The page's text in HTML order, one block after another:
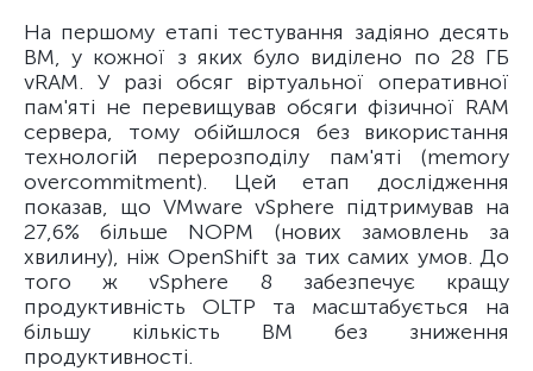
На першому етапі тестування задіяно десять
ВМ, у кожної з яких було виділено по 28 ГБ
vRAM. У разі обсяг віртуальної оперативної
пам'яті не перевищував обсяги фізичної RAM
сервера, тому обійшлося без використання
технологій перерозподілу пам'яті (memory
overcommitment). Цей етап дослідження
показав, що VMware vSphere підтримував на
27,6% більше NOPM (нових замовлень за
хвилину), ніж OpenShift за тих самих умов. До
того ж vSphere 8 забезпечує кращу
продуктивність OLTP та масштабується на
більшу кількість ВМ без зниження
продуктивності.